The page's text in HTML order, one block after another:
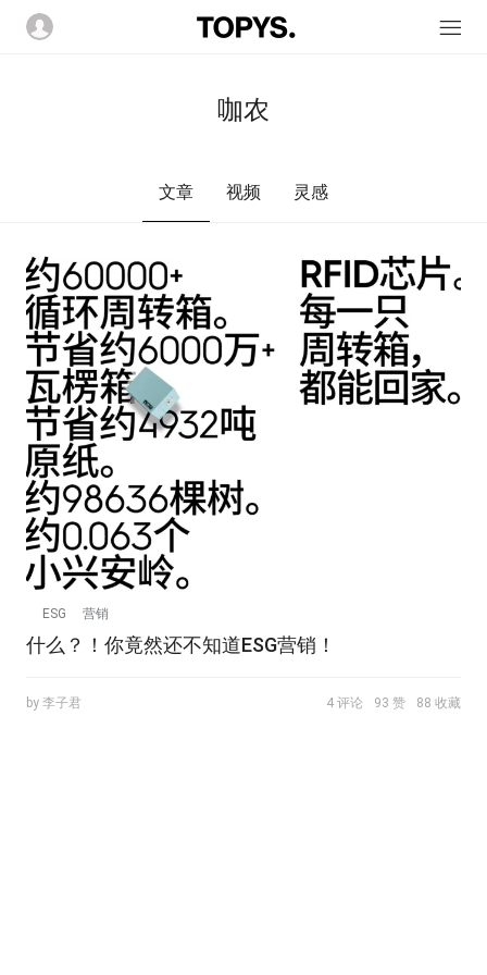
咖农
文章 视频 灵感
ESG 营销
什么？！你竟然还不知道ESG营销！
by 李子君 4 评论 93 赞 88 收藏